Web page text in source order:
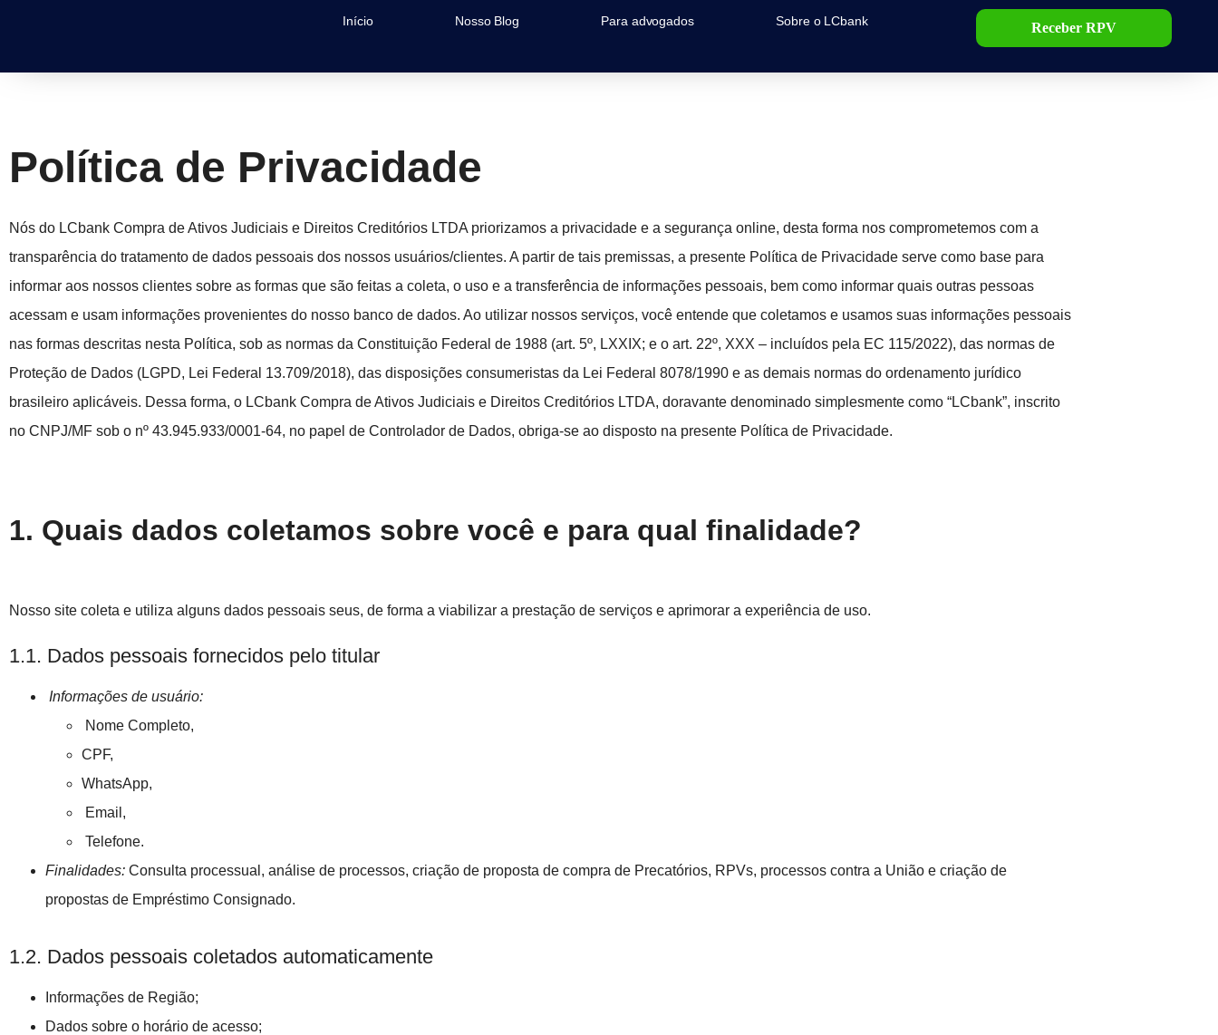
Início Nosso Blog Para advogados Sobre o LCbank Receber RPV
Política de Privacidade
Nós do LCbank Compra de Ativos Judiciais e Direitos Creditórios LTDA priorizamos a privacidade e a segurança online, desta forma nos comprometemos com a
transparência do tratamento de dados pessoais dos nossos usuários/clientes. A partir de tais premissas, a presente Política de Privacidade serve como base para
informar aos nossos clientes sobre as formas que são feitas a coleta, o uso e a transferência de informações pessoais, bem como informar quais outras pessoas
acessam e usam informações provenientes do nosso banco de dados. Ao utilizar nossos serviços, você entende que coletamos e usamos suas informações pessoais
nas formas descritas nesta Política, sob as normas da Constituição Federal de 1988 (art. 5º, LXXIX; e o art. 22º, XXX – incluídos pela EC 115/2022), das normas de
Proteção de Dados (LGPD, Lei Federal 13.709/2018), das disposições consumeristas da Lei Federal 8078/1990 e as demais normas do ordenamento jurídico
brasileiro aplicáveis. Dessa forma, o LCbank Compra de Ativos Judiciais e Direitos Creditórios LTDA, doravante denominado simplesmente como “LCbank”, inscrito
no CNPJ/MF sob o nº 43.945.933/0001-64, no papel de Controlador de Dados, obriga-se ao disposto na presente Política de Privacidade.
1. Quais dados coletamos sobre você e para qual finalidade?
Nosso site coleta e utiliza alguns dados pessoais seus, de forma a viabilizar a prestação de serviços e aprimorar a experiência de uso.
1.1. Dados pessoais fornecidos pelo titular
Informações de usuário:
Nome Completo,
CPF,
WhatsApp,
Email,
Telefone.
Finalidades: Consulta processual, análise de processos, criação de proposta de compra de Precatórios, RPVs, processos contra a União e criação de
propostas de Empréstimo Consignado.
1.2. Dados pessoais coletados automaticamente
Informações de Região;
Dados sobre o horário de acesso;